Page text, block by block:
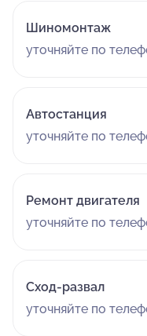
Шиномонтаж
уточняйте по
Автостанция
уточняйте по
Ремонт двигателя
уточняйте по
Сход-развал
уточняйте по